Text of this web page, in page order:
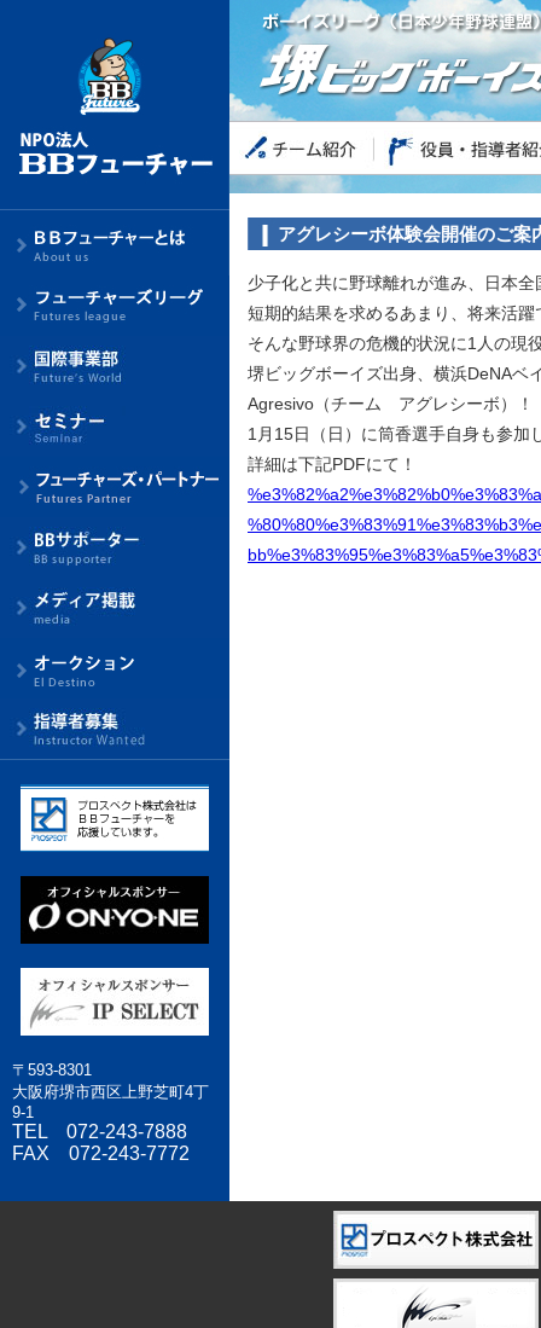
アグレシーボ体験会開催のご案
少子化と共に野球離れが進み、日本
短期的結果を求めるあまり、将来活
そんな野球界の危機的状況に1人の現
堺ビッグボーイズ出身、横浜DeNAベ
Agresivo（チーム アグレシーボ）！
1月15日（日）に筒香選手自身も参加
詳細は下記PDFにて！
〒593-8301
大阪府堺市西区上野芝町4丁
9-1
TEL 072-243-7888
FAX 072-243-7772